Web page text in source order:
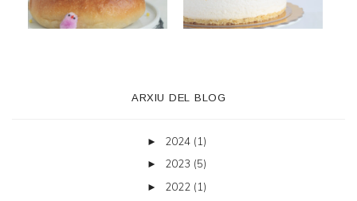
ARXIU DEL BLOG
► 2024 (1)
► 2023 (5)
► 2022 (1)